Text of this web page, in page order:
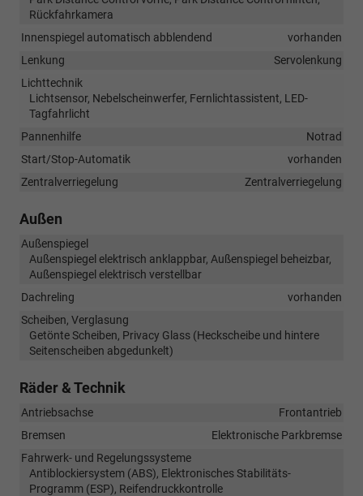
Rückfahrkamera
Innenspiegel automatisch abblendend
vorhanden
Lenkung
Servolenkung
Lichttechnik
Lichtsensor, Nebelscheinwerfer, Fernlichtassistent, LED-
Tagfahrlicht
Pannenhilfe
Notrad
Start/Stop-Automatik
vorhanden
Zentralverriegelung
Zentralverriegelung
Außen
Außenspiegel
Außenspiegel elektrisch anklappbar, Außenspiegel beheizbar,
Außenspiegel elektrisch verstellbar
Dachreling
vorhanden
Scheiben, Verglasung
Getönte Scheiben, Privacy Glass (Heckscheibe und hintere
Seitenscheiben abgedunkelt)
Räder & Technik
Antriebsachse
Frontantrieb
Bremsen
Elektronische Parkbremse
Fahrwerk- und Regelungssysteme
Antiblockiersystem (ABS), Elektronisches Stabilitäts-
Programm (ESP), Reifendruckkontrolle